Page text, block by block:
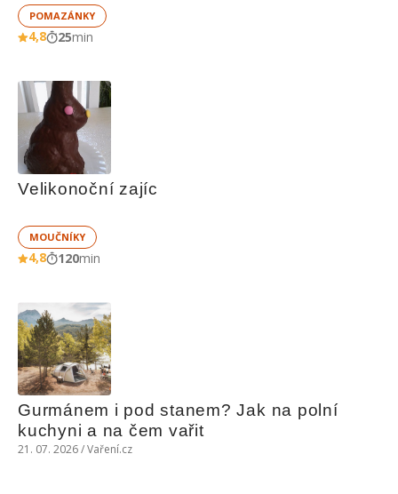
POMAZÁNKY
4,8 25min
Velikonoční zajíc
MOUČNÍKY
4,8 120min
Gurmánem i pod stanem? Jak na polní
kuchyni a na čem vařit
21. 07. 2026 / Vaření.cz